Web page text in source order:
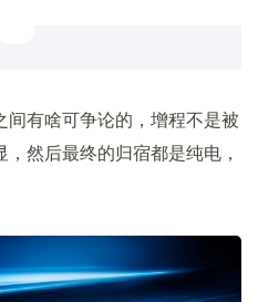
有啥可争论的，增程不是被
然后最终的归宿都是纯电，